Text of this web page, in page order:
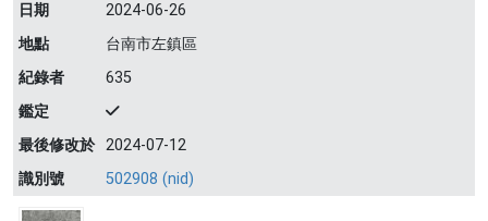
日期
2024-06-26
地點
台南市左鎮區
紀錄者
635
鑑定
最後修改於 2024-07-12
識別號
502908 (nid)